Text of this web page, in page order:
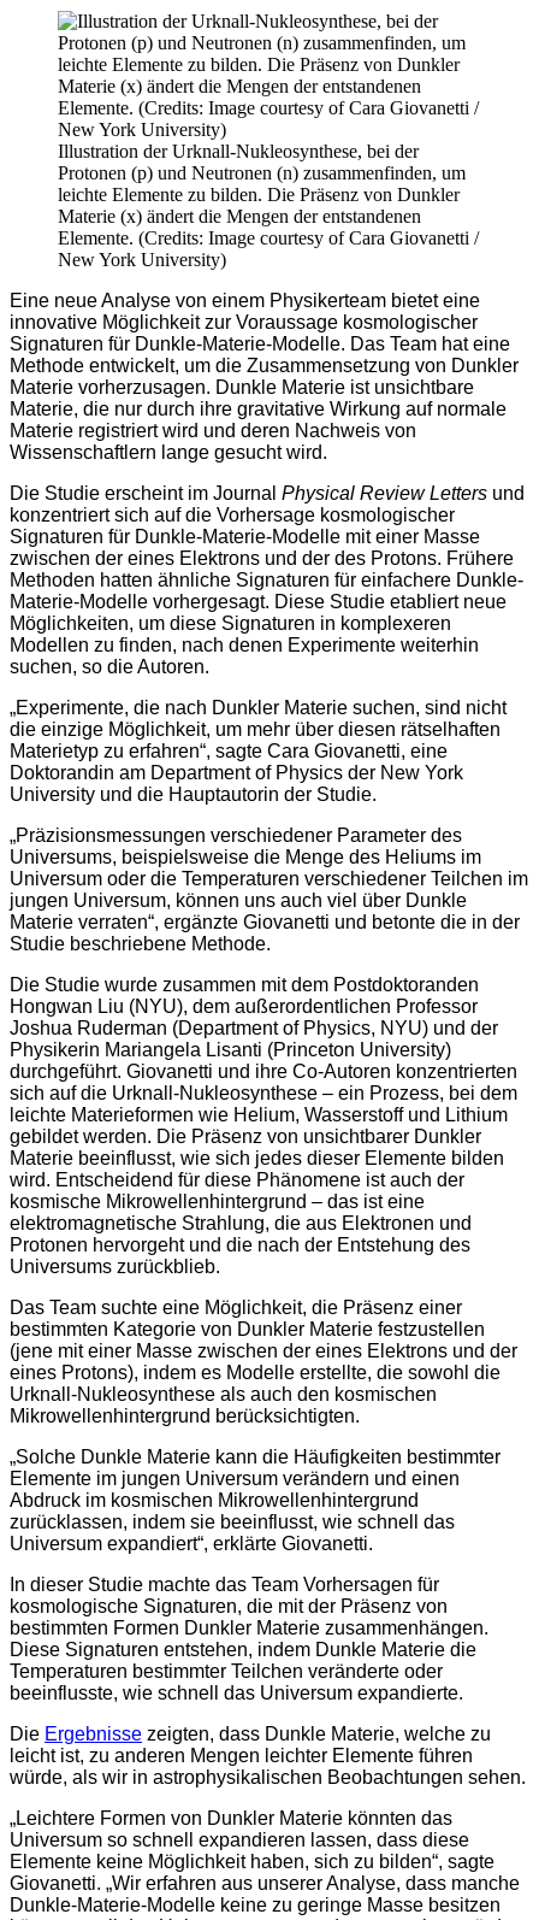
Illustration der Urknall-Nukleosynthese, bei der
Protonen (p) und Neutronen (n) zusammenfinden, um
leichte Elemente zu bilden. Die Präsenz von Dunkler
Materie (x) ändert die Mengen der entstandenen
Elemente. (Credits: Image courtesy of Cara Giovanetti /
New York University)
Eine neue Analyse von einem Physikerteam bietet eine
innovative Möglichkeit zur Voraussage kosmologischer
Signaturen für Dunkle-Materie-Modelle. Das Team hat eine
Methode entwickelt, um die Zusammensetzung von Dunkler
Materie vorherzusagen. Dunkle Materie ist unsichtbare
Materie, die nur durch ihre gravitative Wirkung auf normale
Materie registriert wird und deren Nachweis von
Wissenschaftlern lange gesucht wird.
Die Studie erscheint im Journal Physical Review Letters und
konzentriert sich auf die Vorhersage kosmologischer
Signaturen für Dunkle-Materie-Modelle mit einer Masse
zwischen der eines Elektrons und der des Protons. Frühere
Methoden hatten ähnliche Signaturen für einfachere Dunkle-
Materie-Modelle vorhergesagt. Diese Studie etabliert neue
Möglichkeiten, um diese Signaturen in komplexeren
Modellen zu finden, nach denen Experimente weiterhin
suchen, so die Autoren.
„Experimente, die nach Dunkler Materie suchen, sind nicht
die einzige Möglichkeit, um mehr über diesen rätselhaften
Materietyp zu erfahren“, sagte Cara Giovanetti, eine
Doktorandin am Department of Physics der New York
University und die Hauptautorin der Studie.
„Präzisionsmessungen verschiedener Parameter des
Universums, beispielsweise die Menge des Heliums im
Universum oder die Temperaturen verschiedener Teilchen im
jungen Universum, können uns auch viel über Dunkle
Materie verraten“, ergänzte Giovanetti und betonte die in der
Studie beschriebene Methode.
Die Studie wurde zusammen mit dem Postdoktoranden
Hongwan Liu (NYU), dem außerordentlichen Professor
Joshua Ruderman (Department of Physics, NYU) und der
Physikerin Mariangela Lisanti (Princeton University)
durchgeführt. Giovanetti und ihre Co-Autoren konzentrierten
sich auf die Urknall-Nukleosynthese – ein Prozess, bei dem
leichte Materieformen wie Helium, Wasserstoff und Lithium
gebildet werden. Die Präsenz von unsichtbarer Dunkler
Materie beeinflusst, wie sich jedes dieser Elemente bilden
wird. Entscheidend für diese Phänomene ist auch der
kosmische Mikrowellenhintergrund – das ist eine
elektromagnetische Strahlung, die aus Elektronen und
Protonen hervorgeht und die nach der Entstehung des
Universums zurückblieb.
Das Team suchte eine Möglichkeit, die Präsenz einer
bestimmten Kategorie von Dunkler Materie festzustellen
(jene mit einer Masse zwischen der eines Elektrons und der
eines Protons), indem es Modelle erstellte, die sowohl die
Urknall-Nukleosynthese als auch den kosmischen
Mikrowellenhintergrund berücksichtigten.
„Solche Dunkle Materie kann die Häufigkeiten bestimmter
Elemente im jungen Universum verändern und einen
Abdruck im kosmischen Mikrowellenhintergrund
zurücklassen, indem sie beeinflusst, wie schnell das
Universum expandiert“, erklärte Giovanetti.
In dieser Studie machte das Team Vorhersagen für
kosmologische Signaturen, die mit der Präsenz von
bestimmten Formen Dunkler Materie zusammenhängen.
Diese Signaturen entstehen, indem Dunkle Materie die
Temperaturen bestimmter Teilchen veränderte oder
beeinflusste, wie schnell das Universum expandierte.
Die Ergebnisse zeigten, dass Dunkle Materie, welche zu
leicht ist, zu anderen Mengen leichter Elemente führen
würde, als wir in astrophysikalischen Beobachtungen sehen.
„Leichtere Formen von Dunkler Materie könnten das
Universum so schnell expandieren lassen, dass diese
Elemente keine Möglichkeit haben, sich zu bilden“, sagte
Giovanetti. „Wir erfahren aus unserer Analyse, dass manche
Dunkle-Materie-Modelle keine zu geringe Masse besitzen